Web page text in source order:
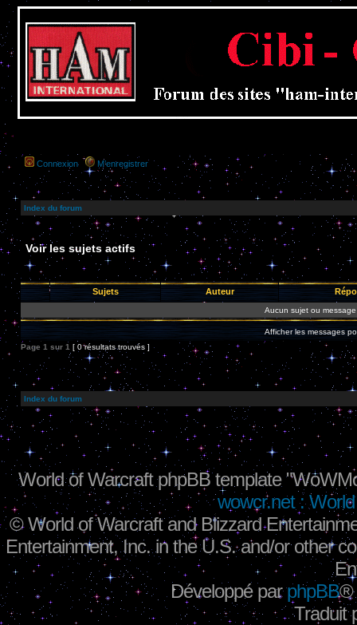
Connexion M’enregistrer
Index du forum
Voir les sujets actifs
Sujets Auteur
Aucun sujet ou
Afficher les messages
Page 1 sur 1 [ 0 résultats trouvés ]
Index du forum
World of Warcraft phpBB template
wowcr.net :
©World of Warcraft and Blizzard
Entertainment, Inc. in the U.S. and/or other
Développé parphpBB®
Traduit